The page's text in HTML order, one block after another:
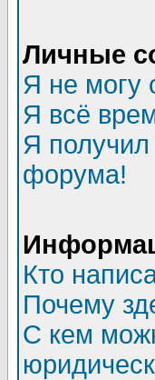
Личные
Я не могу
Я всё
Я получил
форума!
Кто
Почему
С кем